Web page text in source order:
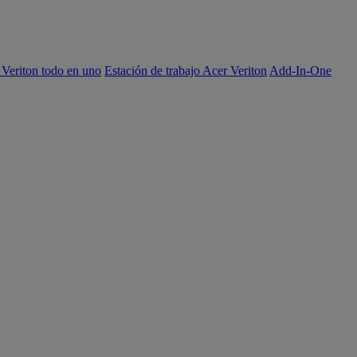
todo en uno Estación de trabajo Acer Veriton Add-In-One